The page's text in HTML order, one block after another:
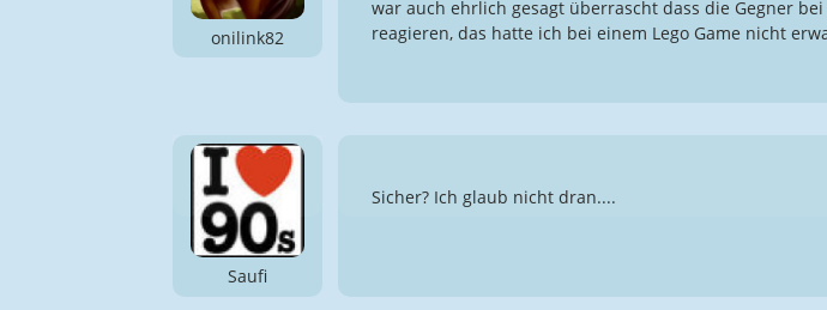
onilink82
war auch ehrlich gesagt überrascht dass die Gegner
reagieren, das hatte ich bei einem Lego Game nicht
Saufi
Sicher? Ich glaub nicht dran....